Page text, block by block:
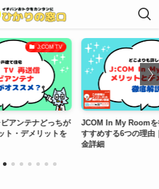
J:COM TV
JCOM In My Roomを徹底解説！お
すすめする6つの理由｜検索方法・料
【22
オス